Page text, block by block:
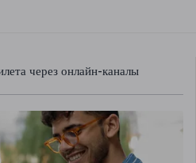
через онлайн-каналы